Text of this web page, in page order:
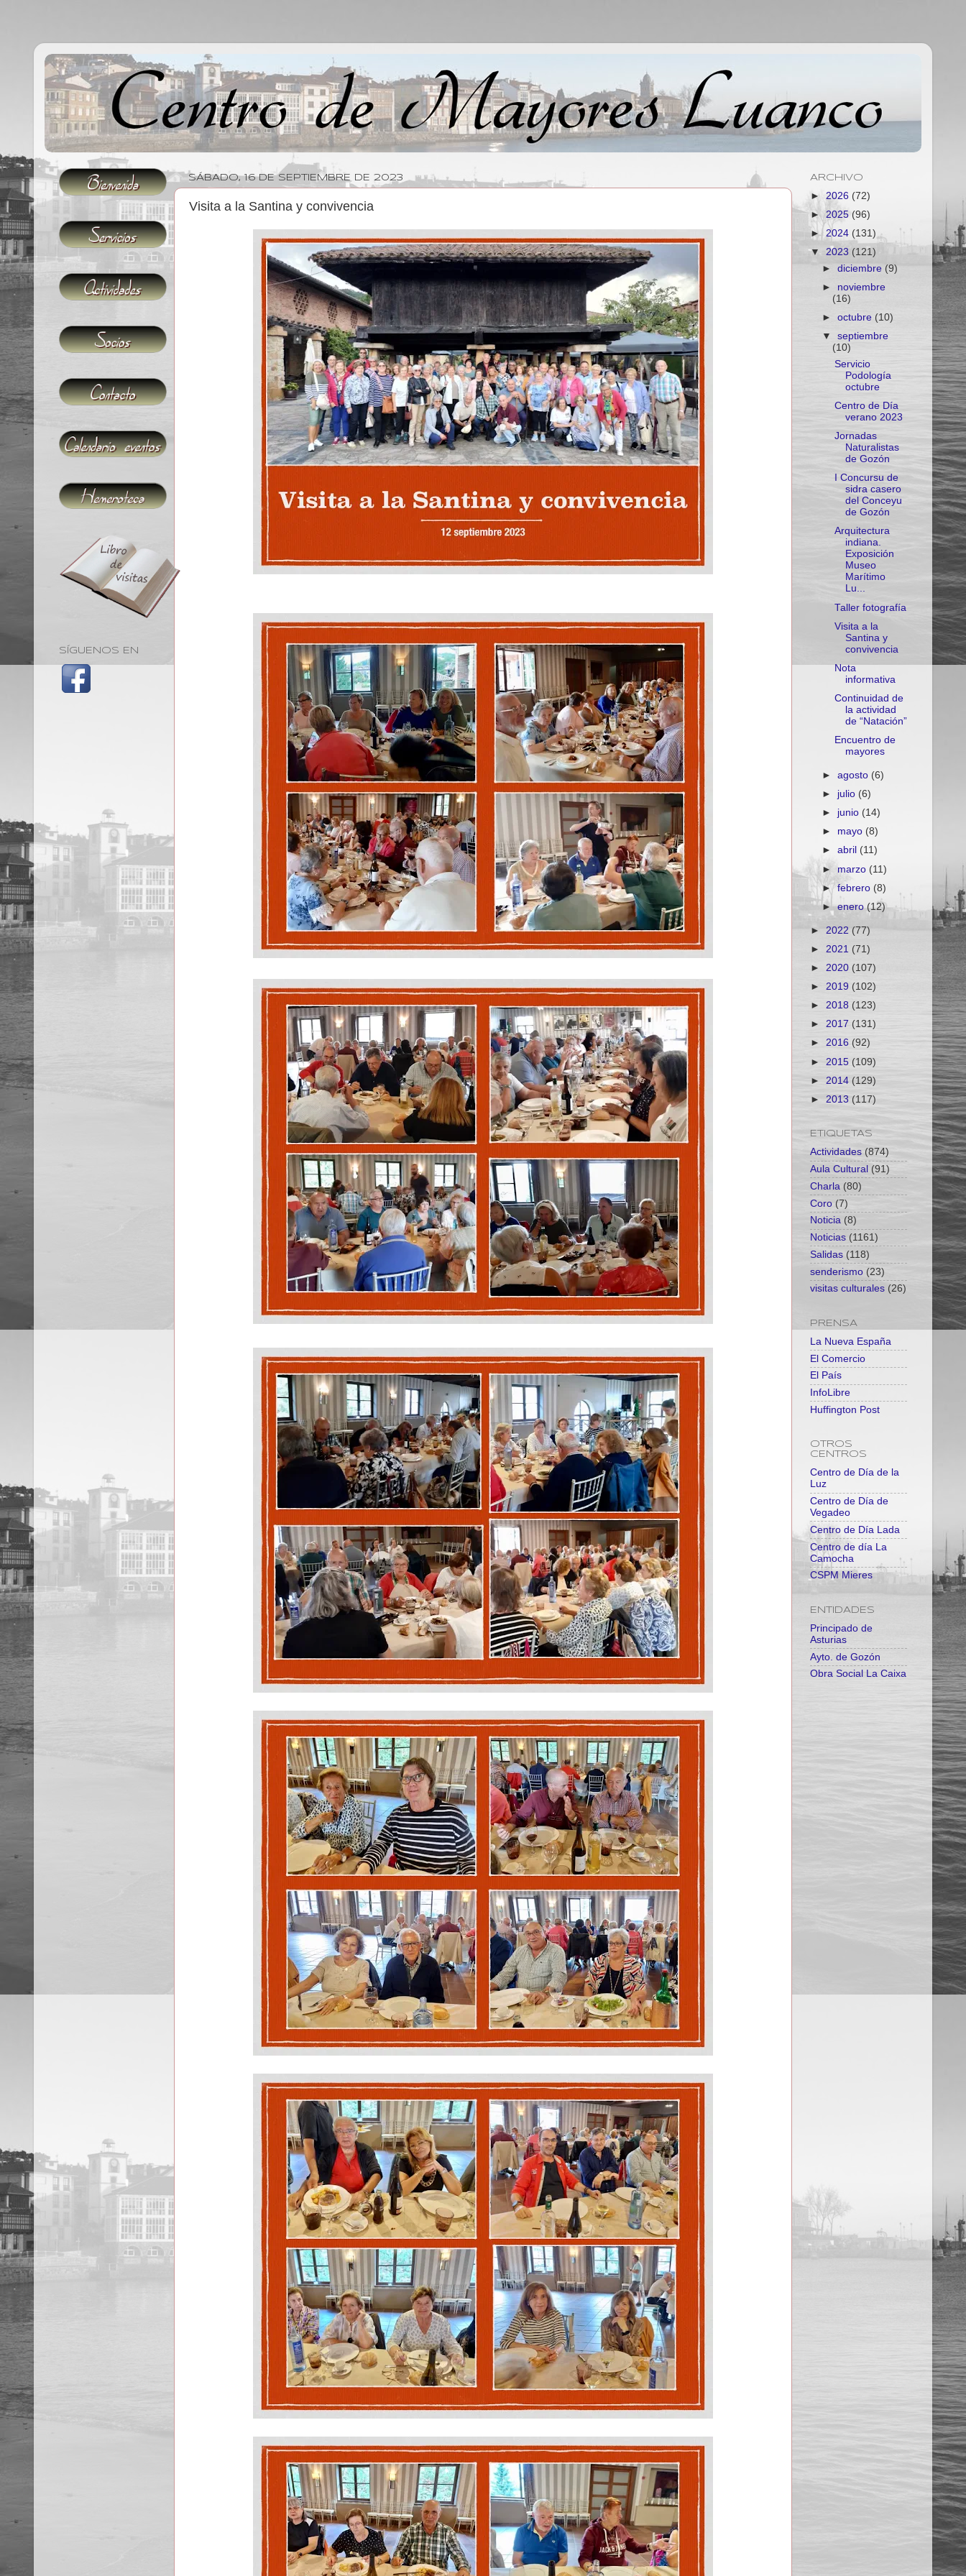
SÁBADO, 16 DE SEPTIEMBRE DE 2023
Visita a la Santina y convivencia
SÍGUENOS EN
ARCHIVO
► 2026 (72)
► 2025 (96)
► 2024 (131)
▼ 2023 (121)
►diciembre (9)
► noviembre
(16)
►octubre (10)
▼septiembre
(10)
Servicio
Podología
octubre
Centro de Día
verano 2023
Jornadas
Naturalistas
de Gozón
I Concursu de
sidra casero
del Conceyu
de Gozón
Arquitectura
indiana.
Exposición
Museo
Marítimo
Lu...
Taller fotografía
Visita a la
Santina y
convivencia
Nota
informativa
Continuidad de
la actividad
de “Natación”
Encuentro de
mayores
►agosto (6)
► julio (6)
► junio (14)
► mayo (8)
►abril (11)
► marzo (11)
►febrero (8)
►enero(12)
► 2022 (77)
► 2021 (71)
► 2020 (107)
► 2019 (102)
► 2018 (123)
► 2017 (131)
► 2016 (92)
► 2015 (109)
► 2014 (129)
► 2013 (117)
ETIQUETAS
Actividades (874)
Aula Cultural (91)
Charla (80)
Coro (7)
Noticia (8)
Noticias (1161)
Salidas (118)
senderismo (23)
visitas culturales (26)
PRENSA
La Nueva España
El Comercio
El País
InfoLibre
Huffington Post
OTROS
CENTROS
Centro de Día de la
Luz
Centro de Día de
Vegadeo
Centro de Día Lada
Centro de día La
Camocha
CSPM Mieres
ENTIDADES
Principado de
Asturias
Ayto. de Gozón
Obra Social La Caixa